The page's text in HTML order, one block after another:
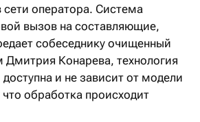
сети оператора. Система
вызов на составляющие,
собеседнику очищенный
Дмитрия Конарева, технология
и не зависит от модели
обработка происходит